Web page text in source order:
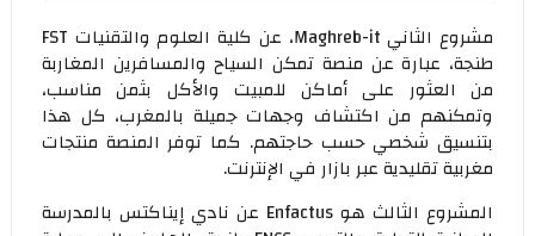
مشروع الثاني Maghreb-it، عن كلية العلوم والتقنيات FST
طنجة، عبارة عن منصة تمكن السياح والمسافرين المغاربة
من العثور على أماكن للمبيت والأكل بثمن مناسب،
وتمكنهم من اكتشاف وجهات جميلة بالمغرب، كل هذا
بتنسيق شخصي حسب حاجتهم. كما توفر المنصة منتجات
مغربية تقليدية عبر بازار في الإنترنت.
المشروع الثالث هو Enfactus عن نادي إيناكتس بالمدرسة